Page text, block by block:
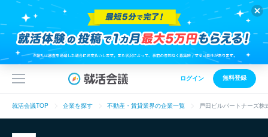
ログイン 無料登録
就活会議TOP 企業を探す 不動産・賃貸業界の企業一覧 戸田ビルパートナーズ